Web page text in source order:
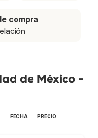
compra
de México -
FECHA PRECIO